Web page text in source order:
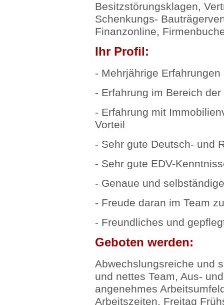
Besitzstörungsklagen,
Schenkungs-
Finanzonline,
Ihr Profil:
- Mehrjährige
- Erfahrung im Bereich
- Erfahrung mit
Vorteil
- Sehr gute Deutsch- und
- Sehr gute EDV-
- Genaue und
- Freude daran im Team
- Freundliches und
Geboten werden:
Abwechslungsreiche und
und nettes Team, Aus-
angenehmes
Arbeitszeiten, Freitag